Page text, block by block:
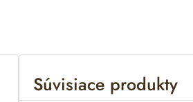
Súvisiace produkty